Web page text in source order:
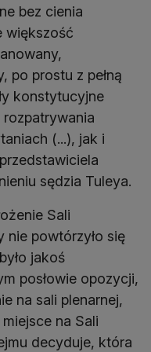
bez cienia
większość
po prostu z pełną
konstytucyjne
(...), jak i
sędzia Tuleya.
Sali
nie powtórzyło się
jakoś
posłowie opozycji,
na sali plenarnej,
na Sali
decyduje, która